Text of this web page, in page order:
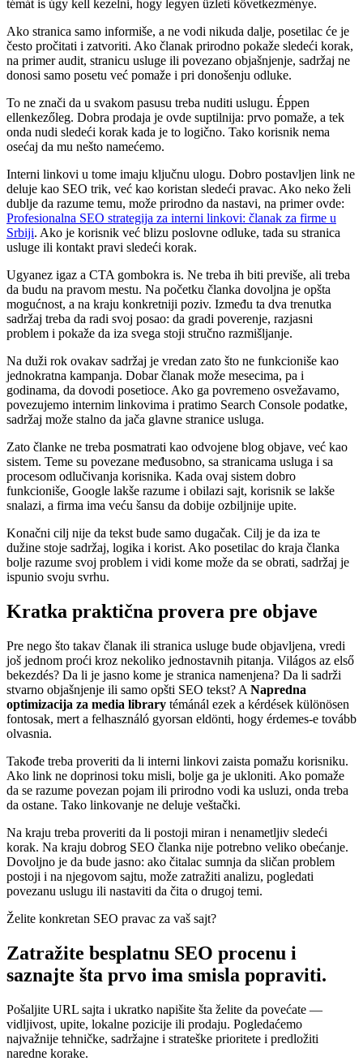
témát is úgy kell kezelni, hogy legyen üzleti következménye.
Ako stranica samo informiše, a ne vodi nikuda dalje, posetilac će je
često pročitati i zatvoriti. Ako članak prirodno pokaže sledeći korak,
na primer audit, stranicu usluge ili povezano objašnjenje, sadržaj ne
donosi samo posetu već pomaže i pri donošenju odluke.
To ne znači da u svakom pasusu treba nuditi uslugu. Éppen
ellenkezőleg. Dobra prodaja je ovde suptilnija: prvo pomaže, a tek
onda nudi sledeći korak kada je to logično. Tako korisnik nema
osećaj da mu nešto namećemo.
Interni linkovi u tome imaju ključnu ulogu. Dobro postavljen link ne
deluje kao SEO trik, već kao koristan sledeći pravac. Ako neko želi
dublje da razume temu, može prirodno da nastavi, na primer ovde:
Profesionalna SEO strategija za interni linkovi: članak za firme u
Srbiji. Ako je korisnik već blizu poslovne odluke, tada su stranica
usluge ili kontakt pravi sledeći korak.
Ugyanez igaz a CTA gombokra is. Ne treba ih biti previše, ali treba
da budu na pravom mestu. Na početku članka dovoljna je opšta
mogućnost, a na kraju konkretniji poziv. Između ta dva trenutka
sadržaj treba da radi svoj posao: da gradi poverenje, razjasni
problem i pokaže da iza svega stoji stručno razmišljanje.
Na duži rok ovakav sadržaj je vredan zato što ne funkcioniše kao
jednokratna kampanja. Dobar članak može mesecima, pa i
godinama, da dovodi posetioce. Ako ga povremeno osvežavamo,
povezujemo internim linkovima i pratimo Search Console podatke,
sadržaj može stalno da jača glavne stranice usluga.
Zato članke ne treba posmatrati kao odvojene blog objave, već kao
sistem. Teme su povezane međusobno, sa stranicama usluga i sa
procesom odlučivanja korisnika. Kada ovaj sistem dobro
funkcioniše, Google lakše razume i obilazi sajt, korisnik se lakše
snalazi, a firma ima veću šansu da dobije ozbiljnije upite.
Konačni cilj nije da tekst bude samo dugačak. Cilj je da iza te
dužine stoje sadržaj, logika i korist. Ako posetilac do kraja članka
bolje razume svoj problem i vidi kome može da se obrati, sadržaj je
ispunio svoju svrhu.
Kratka praktična provera pre objave
Pre nego što takav članak ili stranica usluge bude objavljena, vredi
još jednom proći kroz nekoliko jednostavnih pitanja. Világos az első
bekezdés? Da li je jasno kome je stranica namenjena? Da li sadrži
stvarno objašnjenje ili samo opšti SEO tekst? A Napredna
optimizacija za media library témánál ezek a kérdések különösen
fontosak, mert a felhasználó gyorsan eldönti, hogy érdemes-e tovább
olvasnia.
Takođe treba proveriti da li interni linkovi zaista pomažu korisniku.
Ako link ne doprinosi toku misli, bolje ga je ukloniti. Ako pomaže
da se razume povezan pojam ili prirodno vodi ka usluzi, onda treba
da ostane. Tako linkovanje ne deluje veštački.
Na kraju treba proveriti da li postoji miran i nenametljiv sledeći
korak. Na kraju dobrog SEO članka nije potrebno veliko obećanje.
Dovoljno je da bude jasno: ako čitalac sumnja da sličan problem
postoji i na njegovom sajtu, može zatražiti analizu, pogledati
povezanu uslugu ili nastaviti da čita o drugoj temi.
Želite konkretan SEO pravac za vaš sajt?
Zatražite besplatnu SEO procenu i
saznajte šta prvo ima smisla popraviti.
Pošaljite URL sajta i ukratko napišite šta želite da povećate —
vidljivost, upite, lokalne pozicije ili prodaju. Pogledaćemo
najvažnije tehničke, sadržajne i strateške prioritete i predložiti
naredne korake.